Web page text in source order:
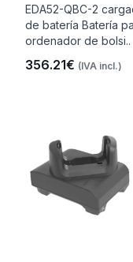
EDA52-QBC-2
de batería Batería
ordenador de bolsi..
356.21€ (IVA incl.)